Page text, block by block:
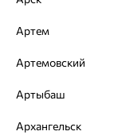
серебро
от 1 192₽
Артем
Артемовский
Артыбаш
Архангельск